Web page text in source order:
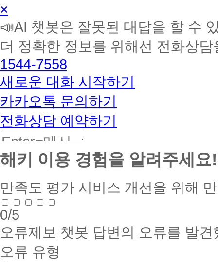
AI
학
습
토
커
BETA
×
📣AI 챗봇은 잘못된 대답을 할 수
더 정확한 정보를 위해선 전화상
1544-7558
새로운 대화 시작하기
카카오톡 문의하기
전화상담 예약하기
해키 이용 경험을 알려주세요!
만족도 평가 서비스 개선을 위해
0/5
오류제보 챗봇 답변의 오류를 발
오류 유형